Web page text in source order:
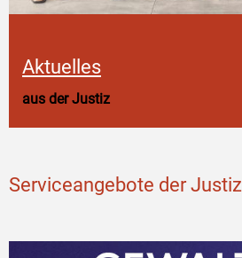
Aktuelles
aus der Justiz
Serviceangebote der Justiz